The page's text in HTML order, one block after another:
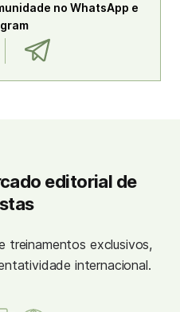
no WhatsApp e
editorial de
treinamentos exclusivos,
internacional.